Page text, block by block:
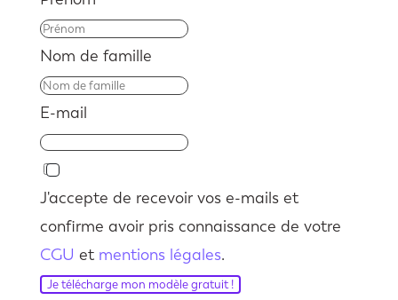
Nom de famille
E-mail
J'accepte de recevoir vos e-mails et
confirme avoir pris connaissance de votre
CGU et mentions légales.
Je télécharge mon modèle gratuit !